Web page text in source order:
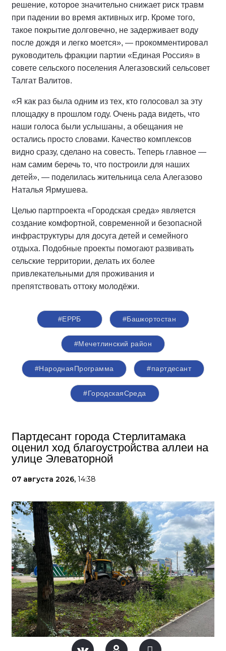
решение, которое значительно снижает риск травм
при падении во время активных игр. Кроме того,
такое покрытие долговечно, не задерживает воду
после дождя и легко моется», — прокомментировал
руководитель фракции партии «Единая Россия» в
совете сельского поселения Алегазовский сельсовет
Талгат Валитов.
«Я как раз была одним из тех, кто голосовал за эту
площадку в прошлом году. Очень рада видеть, что
наши голоса были услышаны, а обещания не
остались просто словами. Качество комплексов
видно сразу, сделано на совесть. Теперь главное —
нам самим беречь то, что построили для наших
детей», — поделилась жительница села Алегазово
Наталья Ярмушева.
Целью партпроекта «Городская среда» является
создание комфортной, современной и безопасной
инфраструктуры для досуга детей и семейного
отдыха. Подобные проекты помогают развивать
сельские территории, делать их более
привлекательными для проживания и
препятствовать оттоку молодёжи.
#ЕРРБ #Башкортостан
#Мечетлинский район
#НароднаяПрограмма #партдесант
#ГородскаяСреда
Партдесант города Стерлитамака
оценил ход благоустройства аллеи на
улице Элеваторной
07 августа 2026, 14:38